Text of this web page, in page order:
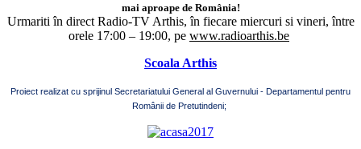
mai aproape de România!
Urmariti în direct Radio-TV Arthis, în fiecare miercuri si vineri, între
orele 17:00 – 19:00, pe www.radioarthis.be
Scoala Arthis
Proiect realizat cu sprijinul Secretariatului General al Guvernului - Departamentul pentru
Românii de Pretutindeni;